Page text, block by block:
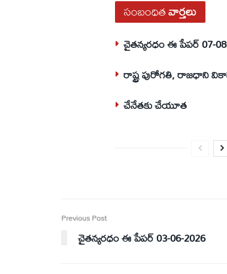
సంబంధితవార్తలు
చైతన్యరధం ఈ పేపర్ 07-
రాష్ట్ర పురోగతి, రాజధాని
చేనేతకు చేయూత
Previous Post
చైతన్యరధం ఈ పేపర్ 03-06-2026